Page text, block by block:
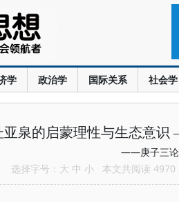
学 政治学 国际关系 社会学
亚泉的启蒙理性与生态意
——庚子三论
选择字号： 大 中 小 本文共阅读 4970